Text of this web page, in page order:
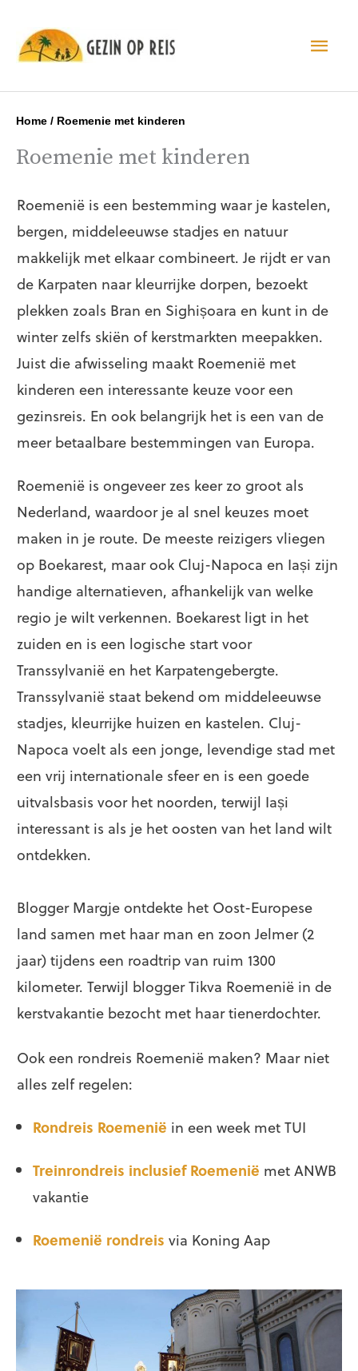
Home / Roemenie met kinderen
Roemenie met kinderen
Roemenië is een bestemming waar je kastelen,
bergen, middeleeuwse stadjes en natuur
makkelijk met elkaar combineert. Je rijdt er van
de Karpaten naar kleurrijke dorpen, bezoekt
plekken zoals Bran en Sighișoara en kunt in de
winter zelfs skiën of kerstmarkten meepakken.
Juist die afwisseling maakt Roemenië met
kinderen een interessante keuze voor een
gezinsreis. En ook belangrijk het is een van de
meer betaalbare bestemmingen van Europa.
Roemenië is ongeveer zes keer zo groot als
Nederland, waardoor je al snel keuzes moet
maken in je route. De meeste reizigers vliegen
op Boekarest, maar ook Cluj-Napoca en Iași zijn
handige alternatieven, afhankelijk van welke
regio je wilt verkennen. Boekarest ligt in het
zuiden en is een logische start voor
Transsylvanië en het Karpatengebergte.
Transsylvanië staat bekend om middeleeuwse
stadjes, kleurrijke huizen en kastelen. Cluj-
Napoca voelt als een jonge, levendige stad met
een vrij internationale sfeer en is een goede
uitvalsbasis voor het noorden, terwijl Iași
interessant is als je het oosten van het land wilt
ontdekken.
Blogger Margje ontdekte het Oost-Europese
land samen met haar man en zoon Jelmer (2
jaar) tijdens een roadtrip van ruim 1300
kilometer. Terwijl blogger Tikva Roemenië in de
kerstvakantie bezocht met haar tienerdochter.
Ook een rondreis Roemenië maken? Maar niet
alles zelf regelen:
Rondreis Roemenië in een week met TUI
Treinrondreis inclusief Roemenië met ANWB
vakantie
Roemenië rondreis via Koning Aap